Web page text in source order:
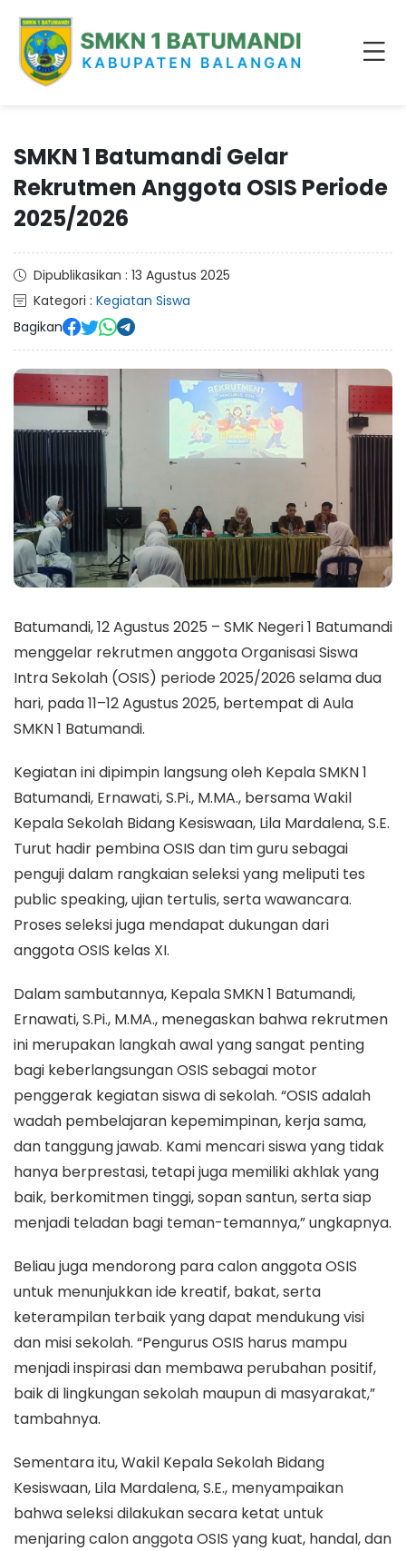
SMKN 1 Batumandi Gelar
Rekrutmen Anggota OSIS Periode
2025/2026
Dipublikasikan : 13 Agustus 2025
Kategori : Kegiatan Siswa
Bagikan
Batumandi, 12 Agustus 2025 – SMK Negeri 1 Batumandi
menggelar rekrutmen anggota Organisasi Siswa
Intra Sekolah (OSIS) periode 2025/2026 selama dua
hari, pada 11–12 Agustus 2025, bertempat di Aula
SMKN 1 Batumandi.
Kegiatan ini dipimpin langsung oleh Kepala SMKN 1
Batumandi, Ernawati, S.Pi., M.MA., bersama Wakil
Kepala Sekolah Bidang Kesiswaan, Lila Mardalena, S.E.
Turut hadir pembina OSIS dan tim guru sebagai
penguji dalam rangkaian seleksi yang meliputi tes
public speaking, ujian tertulis, serta wawancara.
Proses seleksi juga mendapat dukungan dari
anggota OSIS kelas XI.
Dalam sambutannya, Kepala SMKN 1 Batumandi,
Ernawati, S.Pi., M.MA., menegaskan bahwa rekrutmen
ini merupakan langkah awal yang sangat penting
bagi keberlangsungan OSIS sebagai motor
penggerak kegiatan siswa di sekolah. “OSIS adalah
wadah pembelajaran kepemimpinan, kerja sama,
dan tanggung jawab. Kami mencari siswa yang tidak
hanya berprestasi, tetapi juga memiliki akhlak yang
baik, berkomitmen tinggi, sopan santun, serta siap
menjadi teladan bagi teman-temannya,” ungkapnya.
Beliau juga mendorong para calon anggota OSIS
untuk menunjukkan ide kreatif, bakat, serta
keterampilan terbaik yang dapat mendukung visi
dan misi sekolah. “Pengurus OSIS harus mampu
menjadi inspirasi dan membawa perubahan positif,
baik di lingkungan sekolah maupun di masyarakat,”
tambahnya.
Sementara itu, Wakil Kepala Sekolah Bidang
Kesiswaan, Lila Mardalena, S.E., menyampaikan
bahwa seleksi dilakukan secara ketat untuk
menjaring calon anggota OSIS yang kuat, handal, dan